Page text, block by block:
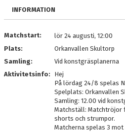
DOKUMENT
INFORMATION
Matchstart:
lör 24 augusti, 12:00
Plats:
Orkanvallen Skultorp
Samling:
Vid konstgräsplanerna
Aktivitetsinfo:
Hej
På lördag 24/8 spelas
Spelplats: Orkanvallen
Samling: 12.00 vid
Matchställ: Matchtröjor
shorts och strumpor.
Matcherna spelas 3